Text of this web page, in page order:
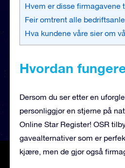
Hvem er disse firmagavene
Feir omtrent alle
Hva kundene våre sier om
Hvordan
Dersom du ser etter en
personliggjør en stjerne på
Online Star Register! OSR
gavealternativer som er
kjære, men de gjør også